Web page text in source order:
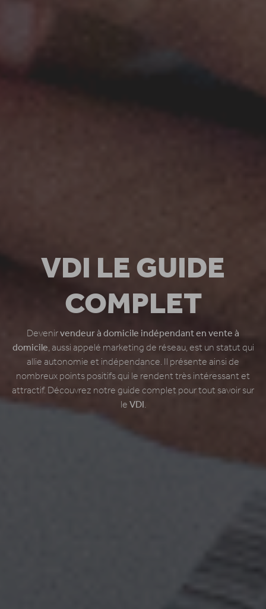
VDI LE GUIDE
COMPLET
Devenirvendeur à domicile indépendant en vente à
domicile, aussi appelé marketing de réseau, est un statut qui
allie autonomie et indépendance. Il présente ainsi de
nombreux points positifs qui le rendent très intéressant et
attractif. Découvrez notre guide complet pour tout savoir sur
le VDI.